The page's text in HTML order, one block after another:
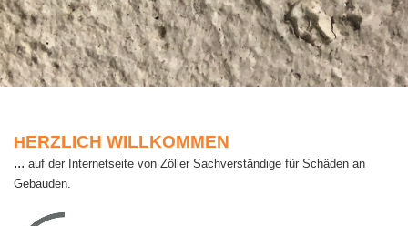
HERZLICH WILLKOMMEN
... auf der Internetseite von Zöller Sachverständige für Schäden an
Gebäuden.